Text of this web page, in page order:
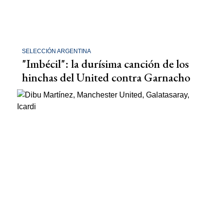
SELECCIÓN ARGENTINA
"Imbécil": la durísima canción de los
hinchas del United contra Garnacho